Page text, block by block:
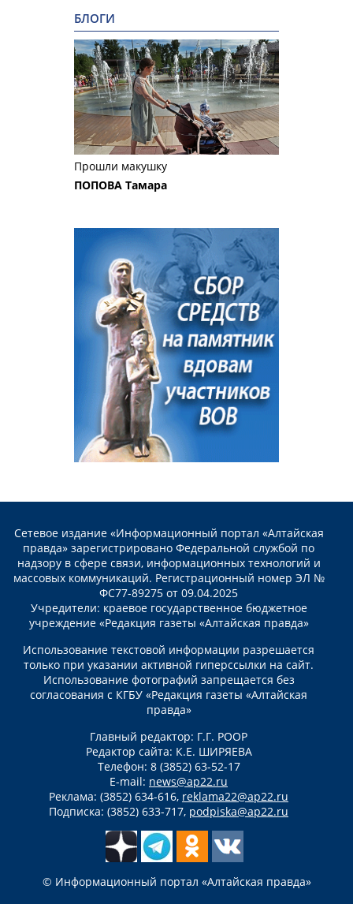
БЛОГИ
Прошли макушку
ПОПОВА Тамара
Сетевое издание «Информационный портал «Алтайская
правда» зарегистрировано Федеральной службой по
надзору в сфере связи, информационных технологий и
массовых коммуникаций. Регистрационный номер ЭЛ №
ФС77-89275 от 09.04.2025
Учредители: краевое государственное бюджетное
учреждение «Редакция газеты «Алтайская правда»
Использование текстовой информации разрешается
только при указании активной гиперссылки на сайт.
Использование фотографий запрещается без
согласования с КГБУ «Редакция газеты «Алтайская
правда»
Главный редактор: Г.Г. РООР
Редактор сайта: К.Е. ШИРЯЕВА
Телефон: 8 (3852) 63-52-17
E-mail: news@ap22.ru
Реклама: (3852) 634-616, reklama22@ap22.ru
Подписка: (3852) 633-717, podpiska@ap22.ru
© Информационный портал «Алтайская правда»